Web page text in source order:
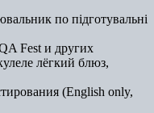
по підготувальні
Fest и других
лёгкий блюз,
(English only,